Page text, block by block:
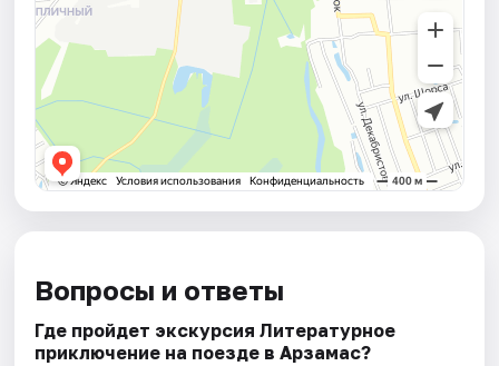
Вопросы и ответы
Где пройдет экскурсия Литературное
приключение на поезде в Арзамас?